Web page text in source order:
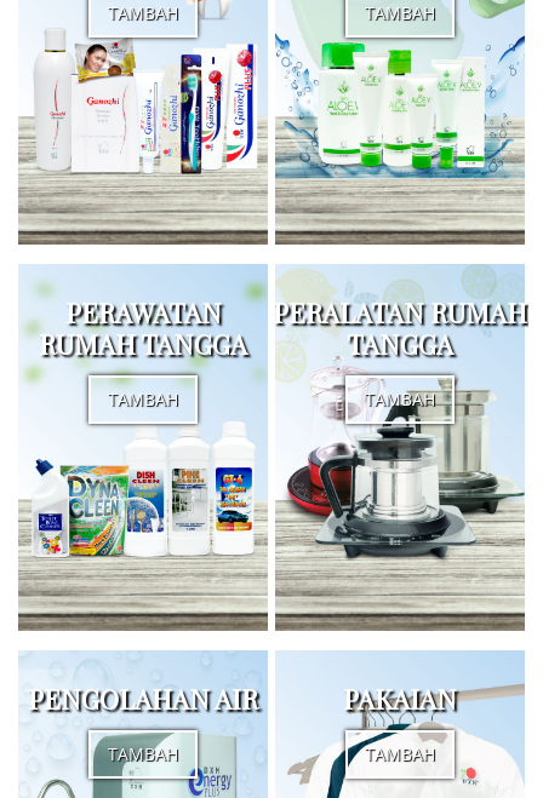
TAMBAH TAMBAH
PERAWATAN
RUMAH TANGGA
TAMBAH
PERALATAN RUMAH
TANGGA
TAMBAH
PENGOLAHAN AIR
TAMBAH
PAKAIAN
TAMBAH